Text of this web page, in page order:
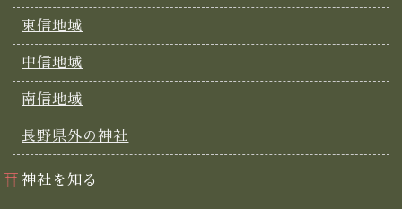
東信地域
中信地域
南信地域
長野県外の神社
神社を知る